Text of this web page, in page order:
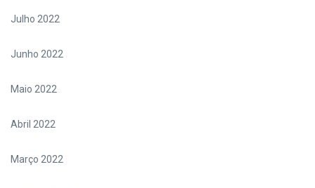
Julho 2022
Junho 2022
Maio 2022
Abril 2022
Março 2022